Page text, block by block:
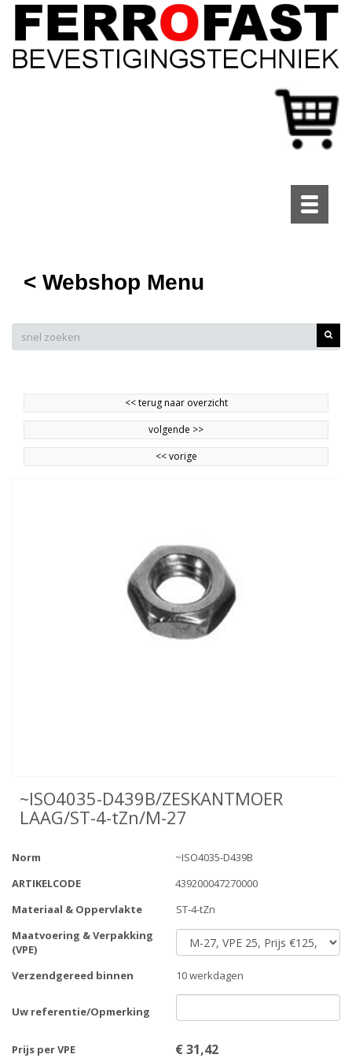
Toggle
< Webshop Menu
<<terug naar overzicht
volgende >>
<<vorige
~ISO4035-D439B/ZESKANTMOER
LAAG/ST-4-tZn/M-27
Norm
~ISO4035-D439B
ARTIKELCODE
439200047270000
Materiaal & Oppervlakte
ST-4-tZn
Maatvoering & Verpakking
(VPE)
Verzendgereed binnen
10 werkdagen
Uw referentie/Opmerking
Prijs per VPE €31,42